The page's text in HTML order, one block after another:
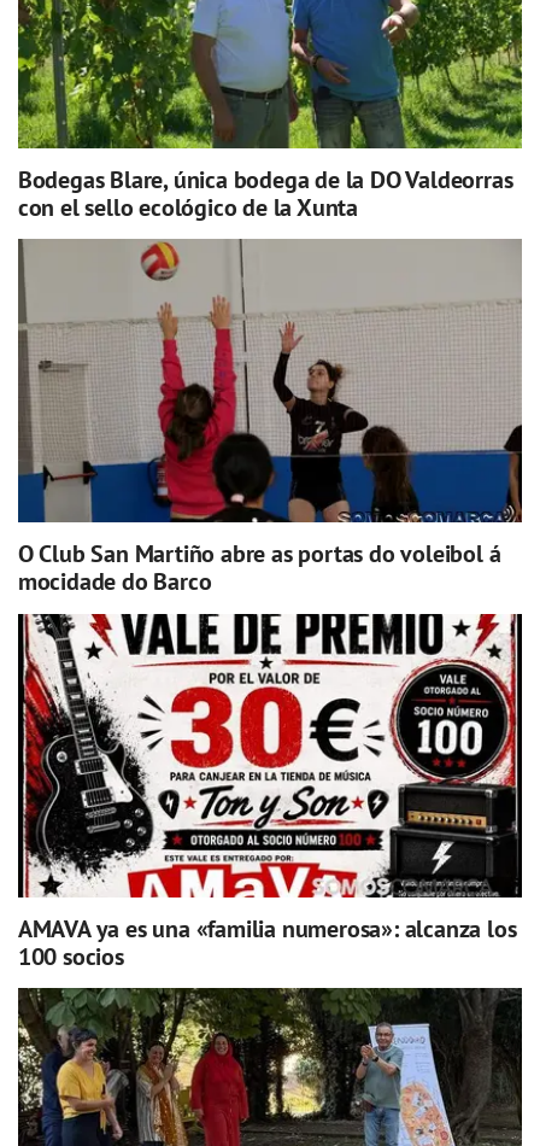
Bodegas Blare, única bodega de la DO Valdeorras
con el sello ecológico de la Xunta
O Club San Martiño abre as portas do voleibol á
mocidade do Barco
AMAVA ya es una «familia numerosa»: alcanza los
100 socios